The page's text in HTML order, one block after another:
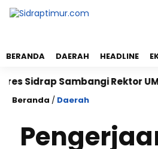
BERANDA DAERAH HEADLINE
Sambangi Rektor UMS
Beranda / Daerah